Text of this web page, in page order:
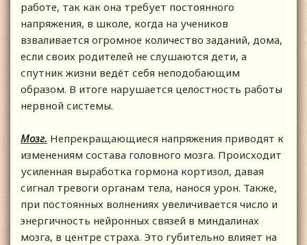
работе, так как она требует постоянного
напряжения, в школе, когда на учеников
взваливается огромное количество заданий, дома,
если своих родителей не слушаются дети, а
спутник жизни ведёт себя неподобающим
образом. В итоге нарушается целостность работы
нервной системы.
Мозг. Непрекращающиеся напряжения приводят к
изменениям состава головного мозга. Происходит
усиленная выработка гормона кортизол, давая
сигнал тревоги органам тела, нанося урон. Также,
при постоянных волнениях увеличивается число и
энергичность нейронных связей в миндалинах
мозга, в центре страха. Это губительно влияет на